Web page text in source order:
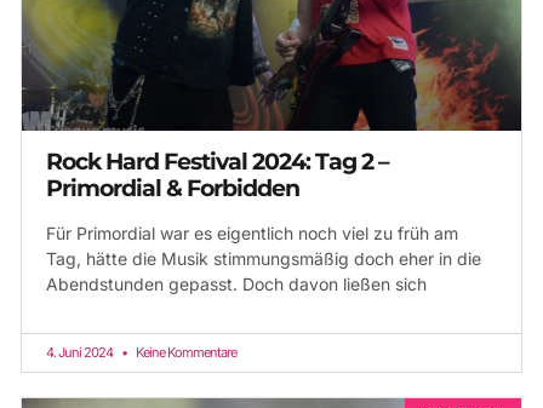
Rock Hard Festival 2024: Tag 2 –
Primordial & Forbidden
Für Primordial war es eigentlich noch viel zu früh am
Tag, hätte die Musik stimmungsmäßig doch eher in die
Abendstunden gepasst. Doch davon ließen sich
4. Juni 2024 Keine Kommentare